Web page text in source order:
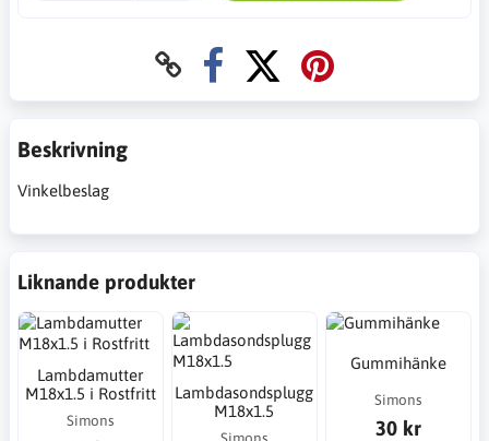
Beskrivning
Vinkelbeslag
Liknande produkter
Lambdamutter
M18x1.5 i Rostfritt
Simons
Lambdasondsplugg
M18x1.5
Simons
Gummihänke
Simons
30 kr